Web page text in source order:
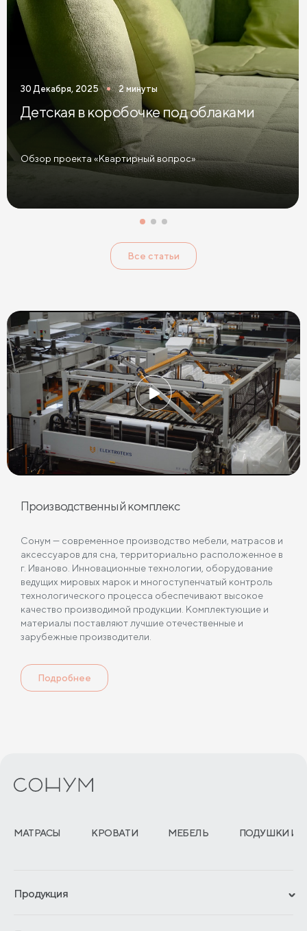
30 Декабря, 2025 2 минуты
Детская в коробочке под облаками
Обзор проекта «Квартирный вопрос»
Все статьи
Производственный комплекс
Сонум — современное производство мебели, матрасов и
аксессуаров для сна, территориально расположенное в
г. Иваново. Инновационные технологии, оборудование
ведущих мировых марок и многоступенчатый контроль
технологического процесса обеспечивают высокое
качество производимой продукции. Комплектующие и
материалы поставляют лучшие отечественные и
зарубежные производители.
Подробнее
МАТРАСЫ КРОВАТИ МЕБЕЛЬ ПОДУШКИ И
Продукция